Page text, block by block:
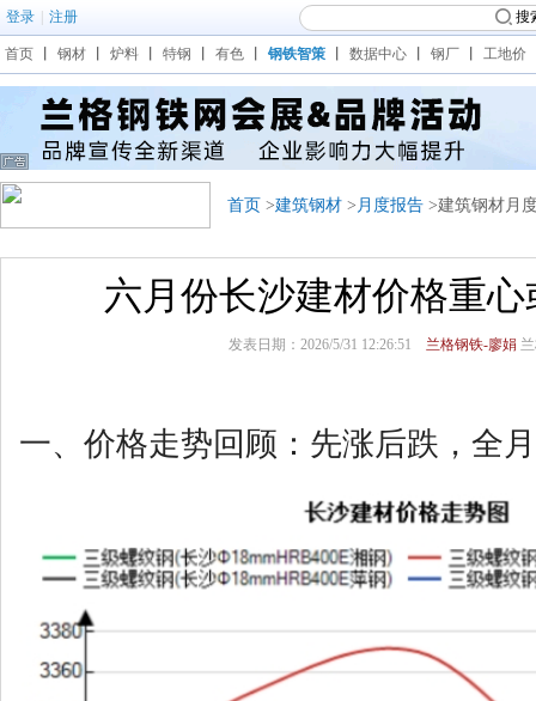
登录 注册 搜
首页 钢材 炉料 特钢 有色 钢铁智策 数据中心 钢厂 工地价
首页 >建筑钢材 > 月度报告 >建筑钢材月
六月份长沙建材价格重
发表日期：2026/5/31 12:26:51 兰格钢铁-廖娟
一、价格走势回顾：先涨后跌，全